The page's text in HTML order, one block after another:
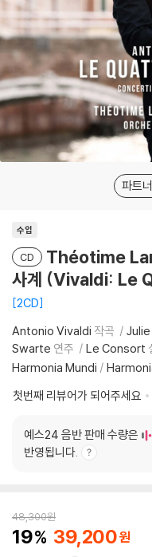
파트
수입
CD
Théotime
사계 (Vivaldi: Le
2CD
Antonio Vivaldi 작곡
Swarte 연주 Le Consort
Harmonia Mundi /
첫번째 리뷰어가 되어주세요
예스24 음반 판매 수량은
반영됩니다.
48,300원
19 39,200